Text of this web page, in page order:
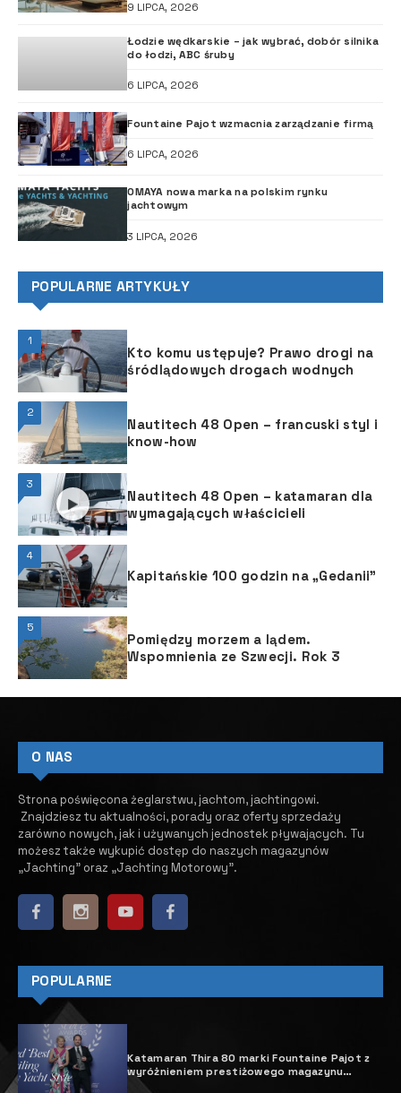
9 LIPCA, 2026
Łodzie wędkarskie – jak wybrać, dobór silnika
do łodzi, ABC śruby
6 LIPCA, 2026
Fountaine Pajot wzmacnia zarządzanie firmą
6 LIPCA, 2026
OMAYA nowa marka na polskim rynku
jachtowym
3 LIPCA, 2026
POPULARNE ARTYKUŁY
1
Kto komu ustępuje? Prawo drogi na
śródlądowych drogach wodnych
2
Nautitech 48 Open – francuski styl i
know-how
3
Nautitech 48 Open – katamaran dla
wymagających właścicieli
4
Kapitańskie 100 godzin na „Gedanii”
5
Pomiędzy morzem a lądem.
Wspomnienia ze Szwecji. Rok 3
O NAS
Strona poświęcona żeglarstwu, jachtom, jachtingowi.
Znajdziesz tu aktualności, porady oraz oferty sprzedaży
zarówno nowych, jak i używanych jednostek pływających. ​ Tu
możesz także wykupić dostęp do naszych magazynów
„Jachting” oraz „Jachting Motorowy”.
POPULARNE
Katamaran Thira 80 marki Fountaine Pajot z
wyróżnieniem prestiżowego magazynu
żeglarskiego